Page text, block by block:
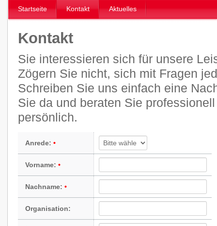
Startseite Kontakt Aktuelles
Kontakt
Sie interessieren sich für unsere
Zögern Sie nicht, sich mit Fragen
Schreiben Sie uns einfach eine
Sie da und beraten Sie
persönlich.
Anrede:
Vorname:
Nachname:
Organisation: